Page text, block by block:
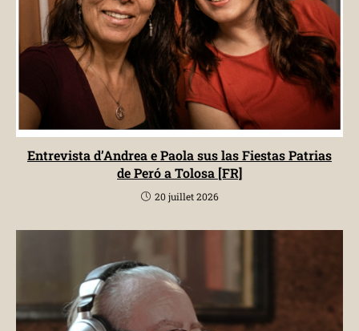
Entrevista d’Andrea e Paola sus las Fiestas Patrias
de Peró a Tolosa [FR]
20 juillet 2026